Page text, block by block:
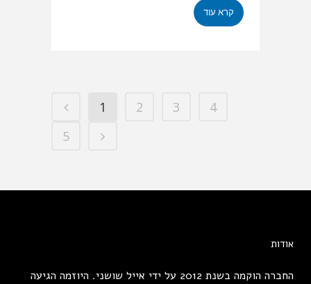
קרא עוד
1 2 3
4
5
אודות
החברה הוקמה בשנת 2012 על ידי אייל שושני. היוזמה הגיעה